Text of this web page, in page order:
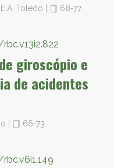
Toledo 68-77
giroscópio e
de acidentes
66-73